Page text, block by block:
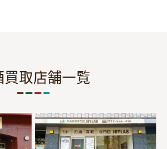
買取店舗一覧